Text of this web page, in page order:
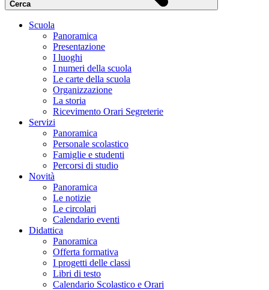
Cerca
Scuola
Panoramica
Presentazione
I luoghi
I numeri della scuola
Le carte della scuola
Organizzazione
La storia
Ricevimento Orari Segreterie
Servizi
Panoramica
Personale scolastico
Famiglie e studenti
Percorsi di studio
Novità
Panoramica
Le notizie
Le circolari
Calendario eventi
Didattica
Panoramica
Offerta formativa
I progetti delle classi
Libri di testo
Calendario Scolastico e Orari